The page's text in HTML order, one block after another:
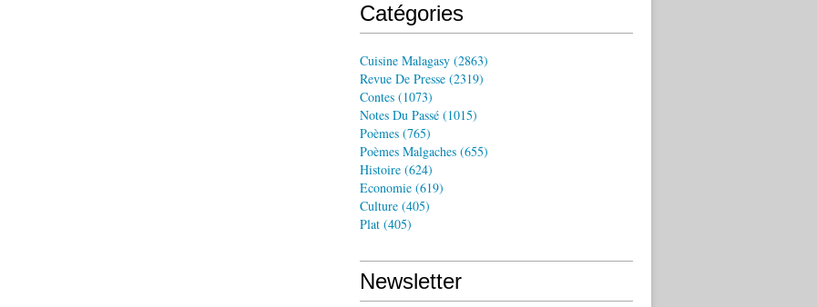
Catégories
Cuisine Malagasy (2863)
Revue De Presse (2319)
Contes (1073)
Notes Du Passé (1015)
Poèmes (765)
Poèmes Malgaches (655)
Histoire (624)
Economie (619)
Culture (405)
Plat (405)
Newsletter